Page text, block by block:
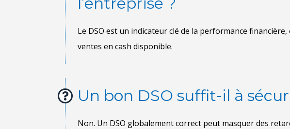
Un bon DSO suffit-il à